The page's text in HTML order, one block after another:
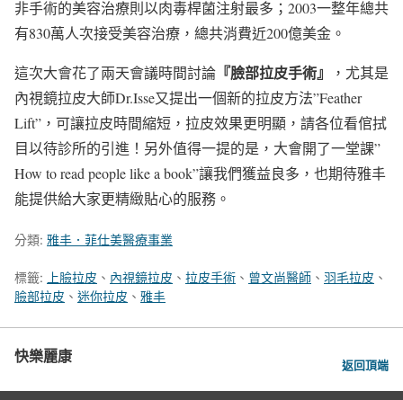
非手術的美容治療則以肉毒桿菌注射最多；2003一整年總共
有830萬人次接受美容治療，總共消費近200億美金。
這次大會花了兩天會議時間討論 『臉部拉皮手術』
，尤其是
內視鏡拉皮大師Dr.Isse又提出一個新的拉皮方法”Feather
Lift”，可讓拉皮時間縮短，拉皮效果更明顯，請各位看倌拭
目以待診所的引進！另外值得一提的是，大會開了一堂課”
How to read people like a book”讓我們獲益良多，也期待雅丰
能提供給大家更精緻貼心的服務。
分類: 雅丰．菲仕美醫療事業
標籤: 上臉拉皮 、 內視鏡拉皮 、 拉皮手術 、 曾文尚醫師 、 羽毛拉皮 、
臉部拉皮 、 迷你拉皮 、 雅丰
快樂麗康 返回頂端